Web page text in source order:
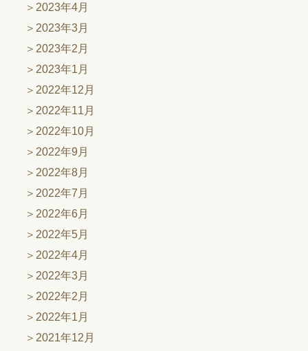
2023年4月
2023年3月
2023年2月
2023年1月
2022年12月
2022年11月
2022年10月
2022年9月
2022年8月
2022年7月
2022年6月
2022年5月
2022年4月
2022年3月
2022年2月
2022年1月
2021年12月